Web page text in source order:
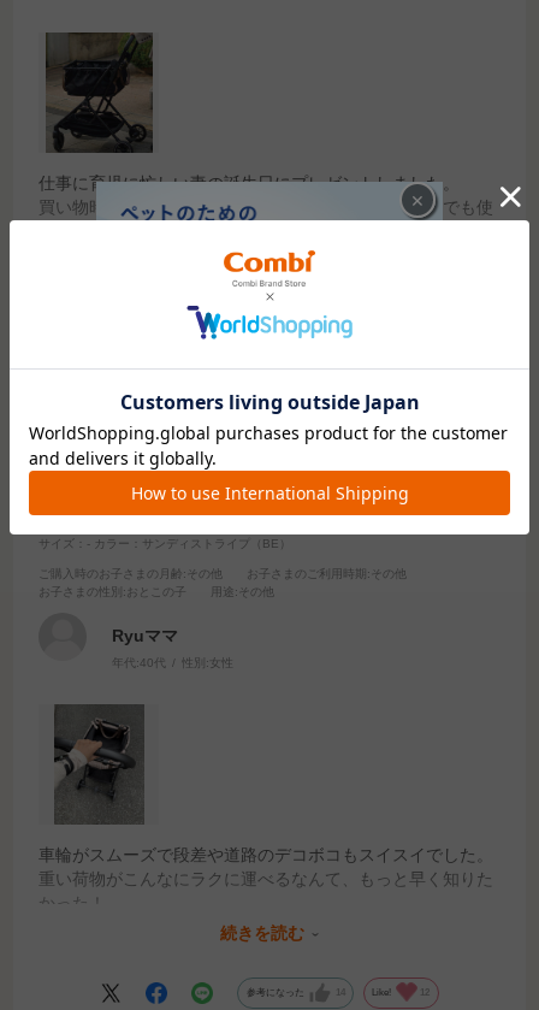
仕事に育児に忙しい妻の誕生日にプレゼントしました。
買い物時の重さから解放され、コンパクトでお店の中でも使
デザインがシックでカッコイイところも喜ばれました＼(^o^)
続きを読む
参考になった 8
2024.11.6
サイズ：- カラー：サンディストライプ（BE）
ご購入時のお子さまの月齢 :その他 お子さまのご利用時期 :その他
お子さまの性別 :おとこの子 用途 :その他
Ryuママ
年代:40代 性別: 女性
車輪がスムーズで段差や道路のデコボコもスイスイでした。
重い荷物がこんなにラクに運べるなんて、もっと早く知りた
かった！
育ち盛りの息子の牛乳やジュースもミスモーイがあればまと
続きを読む
参考になった Like! 12
×